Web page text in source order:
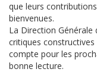
que leurs
bienvenues.
La Direction Générale
critiques
compte pour les
bonne lecture.